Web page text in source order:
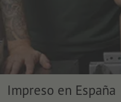
Impreso en España